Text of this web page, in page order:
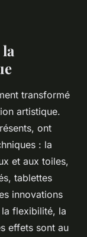
transformé
artistique.
ont
: la
et aux toiles,
tablettes
innovations
flexibilité, la
effets sont au